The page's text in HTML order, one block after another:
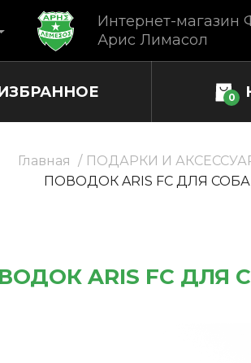
Интернет-магазин
Арис Лимасол
0
Главная
ПОДАРКИ И
ПОВОДОК ARIS FC ДЛЯ
ARIS FC ДЛЯ